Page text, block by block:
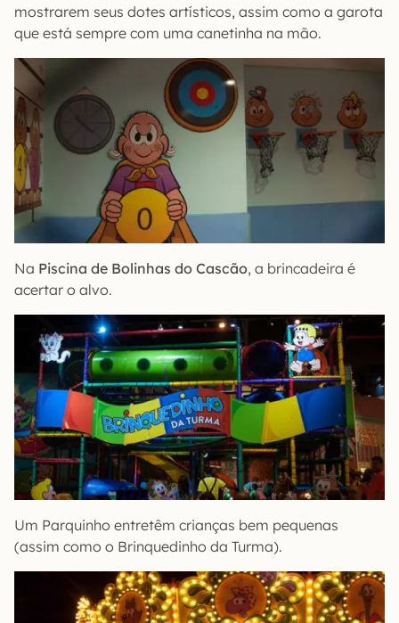
mostrarem seus dotes artísticos, assim como a garota
que está sempre com uma canetinha na mão.
Na Piscina de Bolinhas do Cascão, a brincadeira é
acertar o alvo.
Um Parquinho entretêm crianças bem pequenas
(assim como o Brinquedinho da Turma).